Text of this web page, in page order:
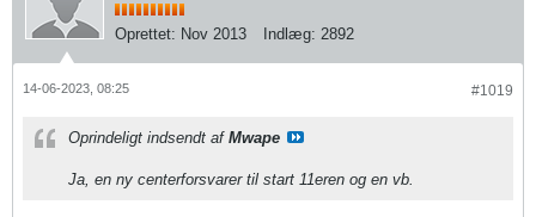
Oprettet: Nov 2013 Indlæg: 2892
#1019
14-06-2023, 08:25
Oprindeligt indsendt af Mwape
Ja, en ny centerforsvarer til start 11eren og en vb.